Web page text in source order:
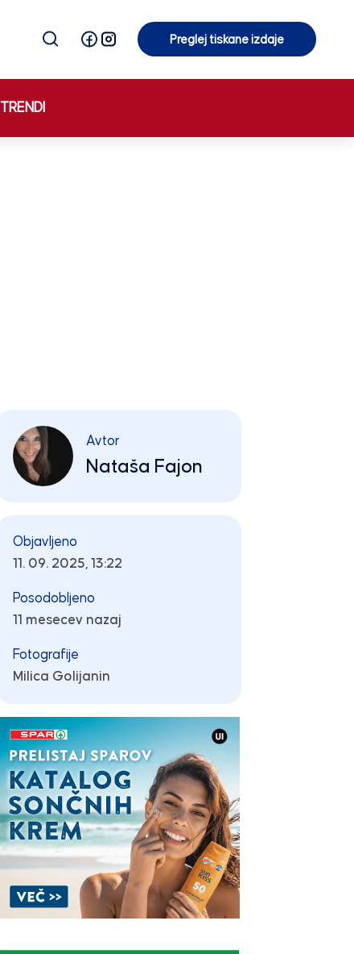
Preglej tiskane izdaje
TRENDI
Avtor
Nataša Fajon
Objavljeno
11. 09. 2025, 13:22
Posodobljeno
11 mesecev nazaj
Fotografije
Milica Golijanin